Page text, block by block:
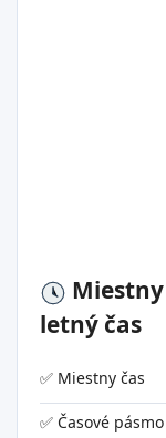
Miestny
letný čas
✅ Miestny čas
✅ Časové pásmo